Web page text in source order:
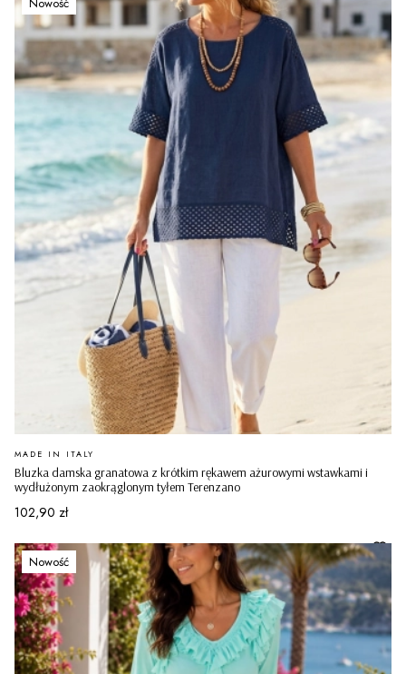
Bluzka damska granatowa z krótkim rękawem ażurowymi wstawkami i
wydłużonym zaokrąglonym tyłem Terenzano
PRODUCENT
MADE IN ITALY
Cena
102,90 zł
Nowość